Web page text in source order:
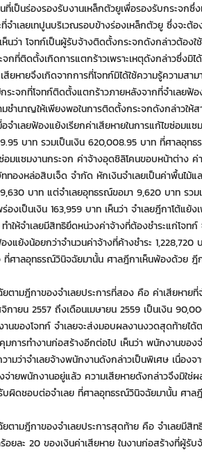
ที่เป็นร่องรองรับงานเหล็กตัวยูเพื่อรองรับกระจก
จำเลยเทปูนบริเวณรอบข้างร่องเหล็กตัวยู ซึ่งจะ
นว่า โจทก์เป็นผู้รับจ้างติดตั้งกระจกดังกล่าวต้องใ
จกที่ติดตั้งเกิดการแตกร้าวเพราะเหตุดังกล่าวซึ่งมิ
ยหายจึงเกิดจากการที่โจทก์มิได้ใช้ความรู้ความสา
ระจกที่โจทก์ติดตั้งแตกร้าวภายหลังจากที่จำเลยฟ้
มชำนาญให้เพียงพอในการติดตั้งกระจกดังกล่าวให้
จำเลยฟ้องแย้งเรียกค่าเสียหายในการแก้ไขซ่อมแ
บาท รวมเป็นเงิน 620,008.95 บาท ที่ศาลอุท
อมแซมงานกระจก ค่าจ้างอุดซิลิโคนขอบหน้าต่าง
ทองหล่อสิบเจ็ด จำกัด หักเงินจำเลยเป็นค่าพื้นไม้
บาท แต่จำเลยอุทธรณ์ขอมา 9,620 บาท รวม
องเป็นเงิน 163,959 บาท เห็นว่า จำเลยฎีกาโต้แย้
ให้จำเลยมีสิทธิยึดหน่วงค่าจ้างที่ต้องชำระแก่โจท
งแย้งน้อยกว่าจำนวนค่าจ้างที่ค้างชำระ 1,228,720
ที่ศาลอุทธรณ์วินิจฉัยมานั้น ศาลฎีกาเห็นพ้องด้วย ฎี
ามฎีกาของจำเลยประการที่สอง คือ ค่าเสียหาย
ายน 2557 ถึงเดือนเมษายน 2559 เป็นเงิน
นของโจทก์ จำเลยจะส่งมอบผลงานงวดสุดท้ายได้
การทำงานก่อสร้างอีกต่อไป เห็นว่า พนักงานของ
วามว่าจำเลยจ้างพนักงานดังกล่าวเป็นพิเศษ เนื่อ
จ่ายพนักงานอยู่แล้ว ความเสียหายดังกล่าวจึงมิใช่
ผิดชอบต่อจำเลย ที่ศาลอุทธรณ์วินิจฉัยมานั้น ศาล
ามฎีกาของจำเลยประการสุดท้าย คือ จำเลยมีสิทธิ
อยละ 20 ของเงินค่าเสียหาย ในงานก่อสร้างที่ผู้รั